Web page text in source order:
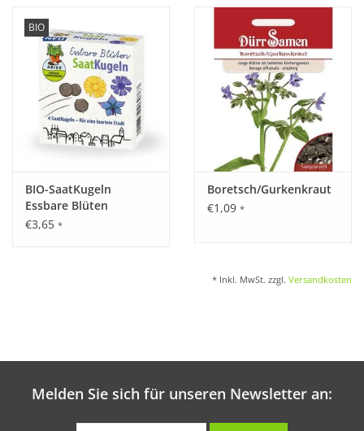
BIO
BIO-SaatKugeln
Essbare Blüten
€3,65 *
Boretsch/Gurkenkraut
€1,09 *
* Inkl. MwSt. zzgl. Versandkosten
Melden Sie sich für unseren Newsletter an: